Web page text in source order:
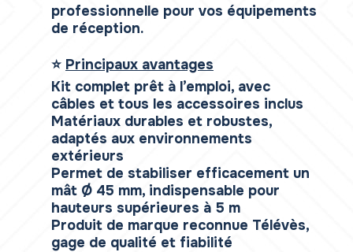
professionnelle pour vos équipements
de réception.
⭐ Principaux avantages
Kit complet prêt à l’emploi, avec
câbles et tous les accessoires inclus
Matériaux durables et robustes,
adaptés aux environnements
extérieurs
Permet de stabiliser efficacement un
mât Ø 45 mm, indispensable pour
hauteurs supérieures à 5 m
Produit de marque reconnue Télévès,
gage de qualité et fiabilité